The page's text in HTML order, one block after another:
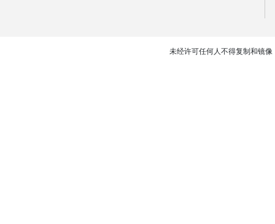
未经许可任何人不得复制和镜